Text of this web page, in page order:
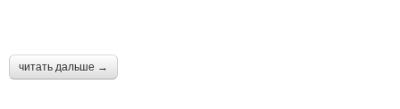
читать дальше →